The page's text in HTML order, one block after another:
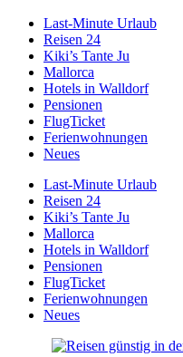
Last-Minute Urlaub
Reisen 24
Kiki’s Tante Ju
Mallorca
Hotels in Walldorf
Pensionen
FlugTicket
Ferienwohnungen
Neues
Last-Minute Urlaub
Reisen 24
Kiki’s Tante Ju
Mallorca
Hotels in Walldorf
Pensionen
FlugTicket
Ferienwohnungen
Neues